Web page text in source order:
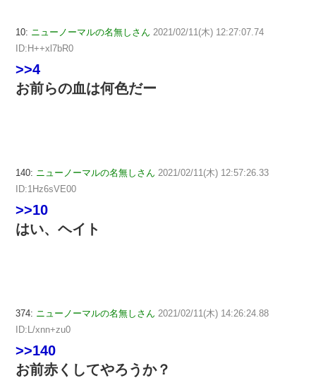
10: ニューノーマルの名無しさん 2021/02/11(木) 12:27:07.74
ID:H++xl7bR0
>>4
お前らの血は何色だー
140: ニューノーマルの名無しさん 2021/02/11(木) 12:57:26.33
ID:1Hz6sVE00
>>10
はい、ヘイト
374: ニューノーマルの名無しさん 2021/02/11(木) 14:26:24.88
ID:L/xnn+zu0
>>140
お前赤くしてやろうか？